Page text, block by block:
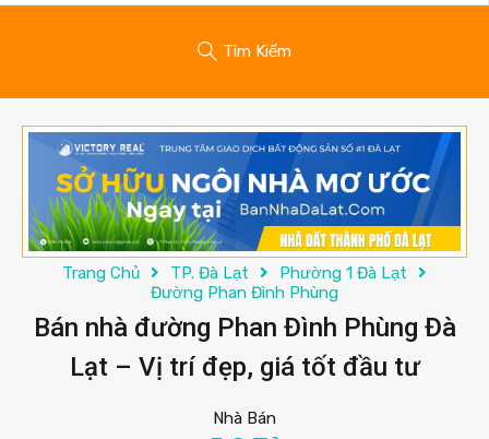
Tìm Kiếm
Trang Chủ TP. Đà Lạt
Phường 1 Đà Lạt
Đường Phan Đình Phùng
Bán nhà đường Phan Đình Phùng Đà
Lạt – Vị trí đẹp, giá tốt đầu tư
Nhà Bán